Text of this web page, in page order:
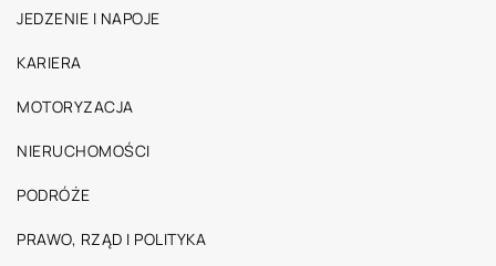
JEDZENIE I NAPOJE
KARIERA
MOTORYZACJA
NIERUCHOMOŚCI
PODRÓŻE
PRAWO, RZĄD I POLITYKA